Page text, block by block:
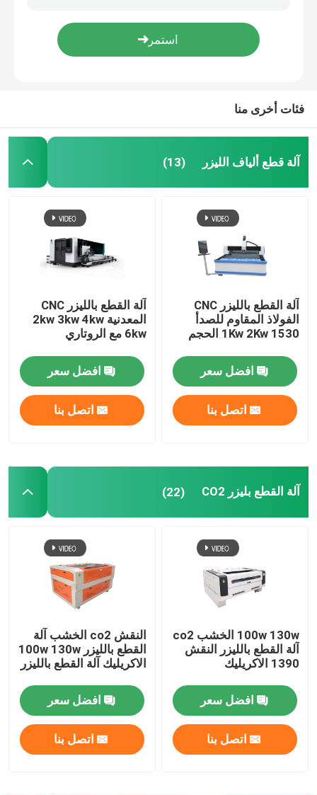
آلة الخشب CNC راوتر
آلة القطع المتذبذبة
آلة قطع البلازما
آلة طلاء للأشعة فوق البنفسجية
آلة صنع الألبوم
قطع غيار ماكينات CNC
فئات أخرى منا
آلة قطع ألياف الليزر (13)
آلة القطع بالليزر CNC
الفولاذ المقاوم للصدأ
1Kw 2Kw 1530 الحجم
افضل سعر
اتصل بنا
آلة القطع بالليزر CNC
المعدنية 2kw 3kw 4kw
6kw مع الروتاري
افضل سعر
اتصل بنا
آلة القطع بليزر CO2 (22)
100w 130w الخشب co2
آلة القطع بالليزر النقش
1390 الاكريليك
افضل سعر
اتصل بنا
النقش co2 الخشب آلة
القطع بالليزر 100w 130w
الاكريليك آلة القطع بالليزر
افضل سعر
اتصل بنا